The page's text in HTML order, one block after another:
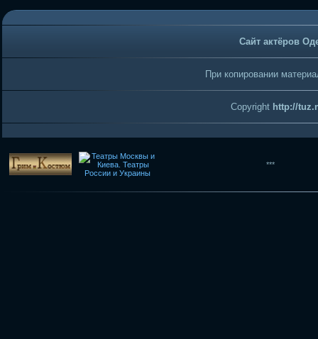
Сайт актёров
При копировании
Copyright http://
***